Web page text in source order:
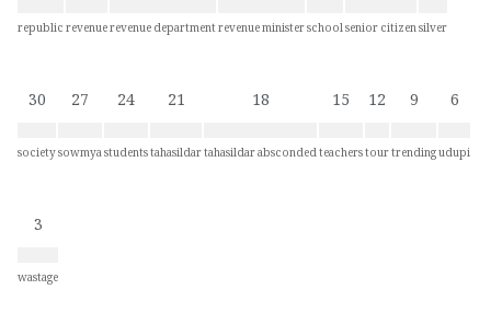
republicrevenuerevenue departmentrevenue ministerschoolsenior citizensilver
30
society
27
sowmya
24
students
21
tahasildar
18
tahasildar absconded
15
teachers
12
tour
9
trending
6
udupi
3
wastage